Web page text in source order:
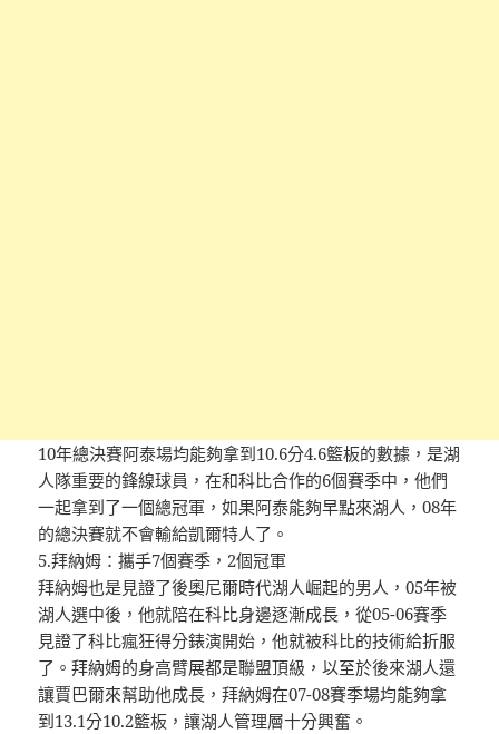
10年總決賽阿泰場均能夠拿到10.6分4.6籃板的數據，是湖
人隊重要的鋒線球員，在和科比合作的6個賽季中，他們
一起拿到了一個總冠軍，如果阿泰能夠早點來湖人，08年
的總決賽就不會輸給凱爾特人了。
5.拜納姆：攜手7個賽季，2個冠軍
拜納姆也是見證了後奧尼爾時代湖人崛起的男人，05年被
湖人選中後，他就陪在科比身邊逐漸成長，從05-06賽季
見證了科比瘋狂得分錶演開始，他就被科比的技術給折服
了。拜納姆的身高臂展都是聯盟頂級，以至於後來湖人還
讓賈巴爾來幫助他成長，拜納姆在07-08賽季場均能夠拿
到13.1分10.2籃板，讓湖人管理層十分興奮。